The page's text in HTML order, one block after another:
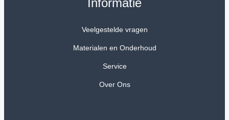
Veelgestelde vragen
Materialen en Onderhoud
Service
Over Ons